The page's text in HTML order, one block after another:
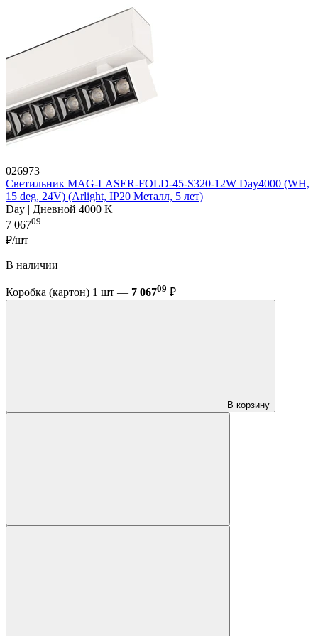
026973
Светильник MAG-LASER-FOLD-45-S320-12W Day4000 (WH,
15 deg, 24V) (Arlight, IP20 Металл, 5 лет)
Day | Дневной 4000 K
7 06709
₽/шт
В наличии
Коробка (картон) 1 шт — 7 06709 ₽
В корзину